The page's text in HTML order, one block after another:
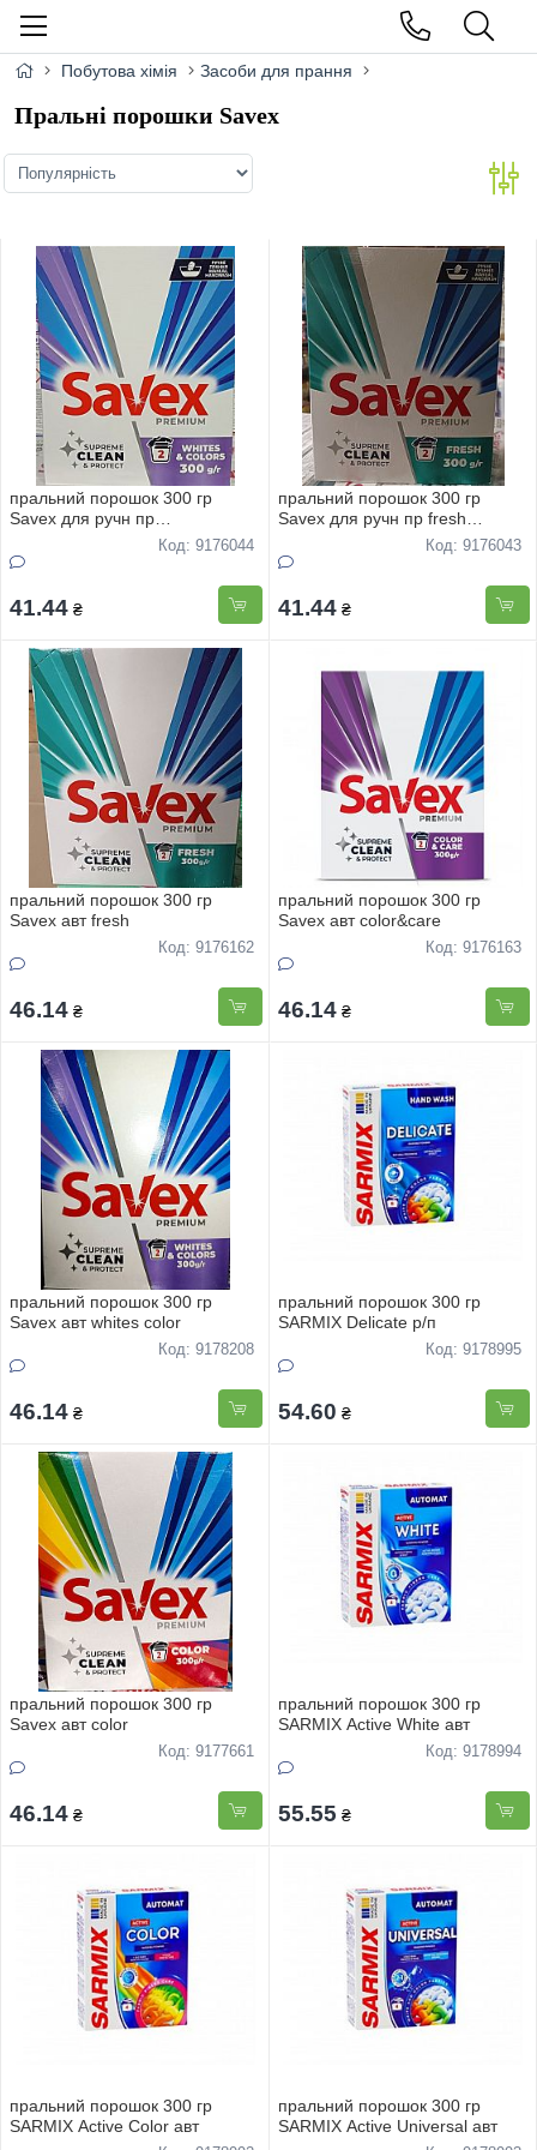
Побутова хімія Засоби для прання
Пральні порошки Savex
пральний порошок 300 гр
Savex для ручн пр
whiter&colors handwashКод: 9176044
41.44 ₴
пральний порошок 300 гр
Savex для ручн пр fresh
Код: 9176043
41.44 ₴
пральний порошок 300 гр
Savex авт fresh
Код: 9176162
46.14 ₴
пральний порошок 300 гр
Savex авт color&care
Код: 9176163
46.14 ₴
пральний порошок 300 гр
Savex авт whites color
Код: 9178208
46.14 ₴
пральний порошок 300 гр
SARMIX Delicate р/п
Код: 9178995
54.60 ₴
пральний порошок 300 гр
Savex авт color
Код: 9177661
46.14 ₴
пральний порошок 300 гр
SARMIX Active White авт
Код: 9178994
55.55 ₴
пральний порошок 300 гр
SARMIX Active Color авт
пральний порошок 300 гр
SARMIX Active Universal авт